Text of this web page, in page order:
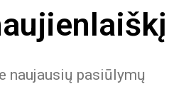
naujausių pasiūlymų